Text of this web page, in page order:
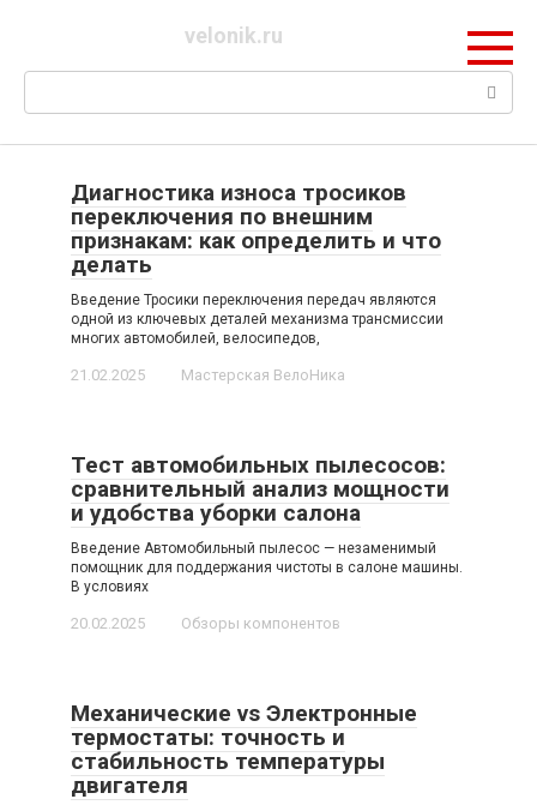
velonik.ru
Поиск:
Диагностика износа тросиков
переключения по внешним
признакам: как определить и что
делать
Введение Тросики переключения передач являются
одной из ключевых деталей механизма трансмиссии
многих автомобилей, велосипедов,
21.02.2025 Мастерская ВелоНика
Тест автомобильных пылесосов:
сравнительный анализ мощности
и удобства уборки салона
Введение Автомобильный пылесос — незаменимый
помощник для поддержания чистоты в салоне машины.
В условиях
20.02.2025 Обзоры компонентов
Механические vs Электронные
термостаты: точность и
стабильность температуры
двигателя